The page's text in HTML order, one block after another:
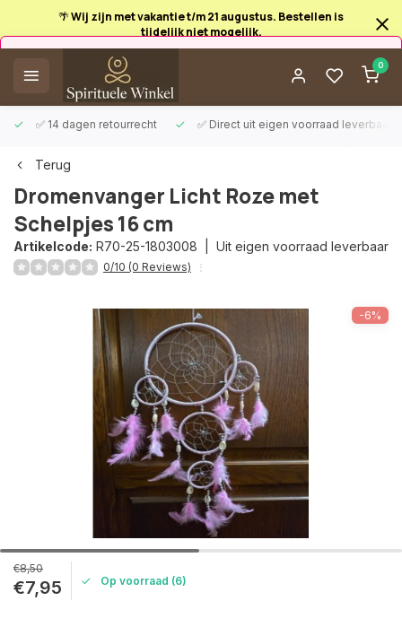
🌴 Wij zijn met vakantie t/m 21 augustus. Bestellen is
tijdelijk niet mogelijk.
0
✅ 14 dagen retourrecht ✅ Direct uit eigen voorraad leverbaar
Afrekenen is uitgeschakeld.
Terug
Dromenvanger Licht Roze met
Schelpjes 16 cm
Artikelcode: R70-25-1803008 | Uit eigen voorraad leverbaar
0/10 (0 Reviews)
-6%
€8,50
€7,95 Op voorraad (6)